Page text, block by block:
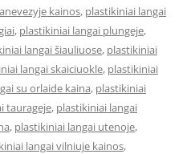
kainos, plastikiniai langai
, plastikiniai langai plungeje,
langai šiauliuose, plastikiniai
langai skaiciuokle, plastikiniai
su orlaide kaina, plastikiniai
taurageje, plastikiniai langai
, plastikiniai langai utenoje,
langai vilniuje kainos,